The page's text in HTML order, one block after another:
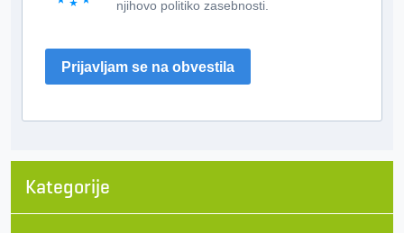
njihovo politiko zasebnosti.
Prijavljam se na obvestila
Kategorije